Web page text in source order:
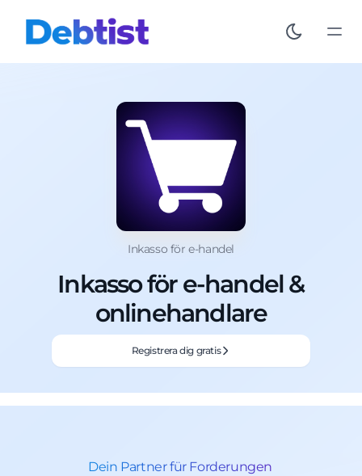
Inkasso för e-handel
Inkasso för e-handel &
onlinehandlare
Registrera dig gratis
Dein Partner für Forderungen